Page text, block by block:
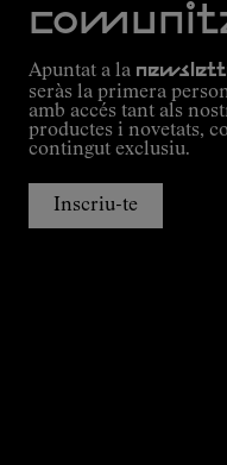
Apuntat a la
seràs la primera
amb accés tant als
productes i novetats,
contingut exclusiu.
Inscriu-te